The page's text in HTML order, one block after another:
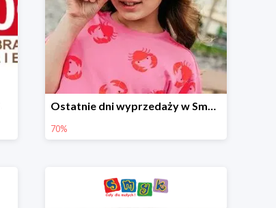
Ostatnie dni wyprzedaży w Smyku - ubrania i buty do -70%
70%